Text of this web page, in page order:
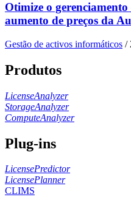
Otimize o gerenciamento
aumento de preços da
Gestão de activos informáticos /
Produtos
LicenseAnalyzer
StorageAnalyzer
ComputeAnalyzer
Plug-ins
LicensePredictor
LicensePlanner
CLIMS